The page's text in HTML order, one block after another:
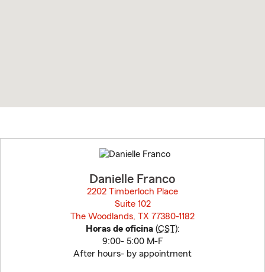
to
before
Danielle Franco
2202 Timberloch Place
Suite 102
The Woodlands, TX 77380-1182
Horas de oficina(CST):
9:00- 5:00 M-F
After hours- by appointment